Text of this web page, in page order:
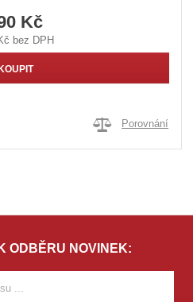
Kč
bez DPH
KOUPIT
Porovnání
ODBĚRU NOVINEK: